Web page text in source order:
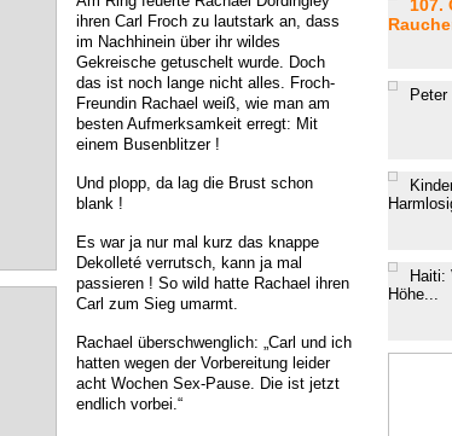
ihren Carl Froch zu lautstark an, dass
im Nachhinein über ihr wildes
Gekreische getuschelt wurde. Doch
das ist noch lange nicht alles. Froch-
Freundin Rachael weiß, wie man am
besten Aufmerksamkeit erregt: Mit
einem Busenblitzer !
Und plopp, da lag die Brust schon
blank !
Es war ja nur mal kurz das knappe
Dekolleté verrutsch, kann ja mal
passieren ! So wild hatte Rachael ihren
Carl zum Sieg umarmt.
Rachael überschwenglich: „Carl und ich
hatten wegen der Vorbereitung leider
acht Wochen Sex-Pause. Die ist jetzt
endlich vorbei.“
107.
Haiti:
Höhe...